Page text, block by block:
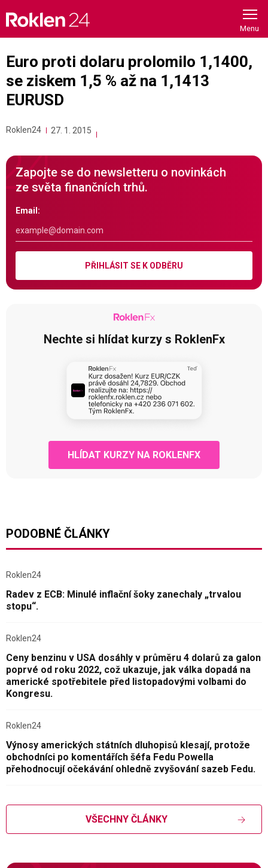
content
Euro proti dolaru prolomilo 1,1400,
se ziskem 1,5 % až na 1,1413
EURUSD
Roklen24 27. 1. 2015
Zapojte se do newsletteru o novinkách
ze světa finančních trhů.
Email:
PŘIHLÁSIT SE K ODBĚRU
Nechte si hlídat kurzy s RoklenFx
HLÍDAT KURZY NA ROKLENFX
PODOBNÉ ČLÁNKY
Roklen24
Radev z ECB: Minulé inflační šoky zanechaly „trvalou
stopu“.
Roklen24
Ceny benzinu v USA dosáhly v průměru 4 dolarů za galon
poprvé od roku 2022, což ukazuje, jak válka dopadá na
americké spotřebitele před listopadovými volbami do
Kongresu.
Roklen24
Výnosy amerických státních dluhopisů klesají, protože
obchodníci po komentářích šéfa Fedu Powella
přehodnocují očekávání ohledně zvyšování sazeb Fedu.
VŠECHNY ČLÁNKY